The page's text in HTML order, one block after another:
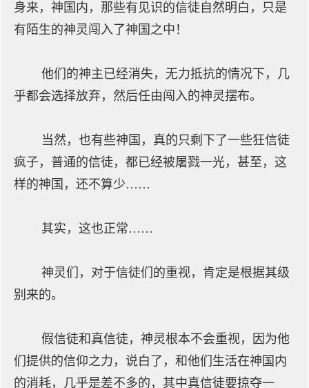
身来，神国内，那些有见识的信徒自然明白，只是
有陌生的神灵闯入了神国之中！
他们的神主已经消失，无力抵抗的情况下，几
乎都会选择放弃，然后任由闯入的神灵摆布。
当然，也有些神国，真的只剩下了一些狂信徒
疯子，普通的信徒，都已经被屠戮一光，甚至，这
样的神国，还不算少……
其实，这也正常……
神灵们，对于信徒们的重视，肯定是根据其级
别来的。
假信徒和真信徒，神灵根本不会重视，因为他
们提供的信仰之力，说白了，和他们生活在神国内
的消耗，几乎是差不多的，其中真信徒要掠夺一